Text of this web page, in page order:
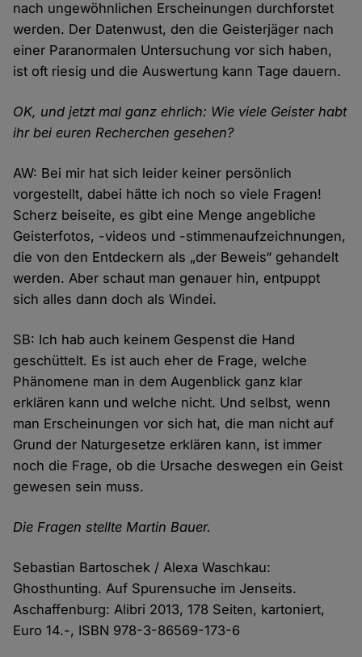
nach ungewöhnlichen Erscheinungen durchforstet
werden. Der Datenwust, den die Geisterjäger nach
einer Paranormalen Untersuchung vor sich haben,
ist oft riesig und die Auswertung kann Tage dauern.
OK, und jetzt mal ganz ehrlich: Wie viele Geister habt
ihr bei euren Recherchen gesehen?
AW: Bei mir hat sich leider keiner persönlich
vorgestellt, dabei hätte ich noch so viele Fragen!
Scherz beiseite, es gibt eine Menge angebliche
Geisterfotos, -videos und -stimmenaufzeichnungen,
die von den Entdeckern als „der Beweis“ gehandelt
werden. Aber schaut man genauer hin, entpuppt
sich alles dann doch als Windei.
SB: Ich hab auch keinem Gespenst die Hand
geschüttelt. Es ist auch eher de Frage, welche
Phänomene man in dem Augenblick ganz klar
erklären kann und welche nicht. Und selbst, wenn
man Erscheinungen vor sich hat, die man nicht auf
Grund der Naturgesetze erklären kann, ist immer
noch die Frage, ob die Ursache deswegen ein Geist
gewesen sein muss.
Die Fragen stellte Martin Bauer.
Sebastian Bartoschek / Alexa Waschkau:
Ghosthunting. Auf Spurensuche im Jenseits.
Aschaffenburg: Alibri 2013, 178 Seiten, kartoniert,
Euro 14.-, ISBN 978-3-86569-173-6